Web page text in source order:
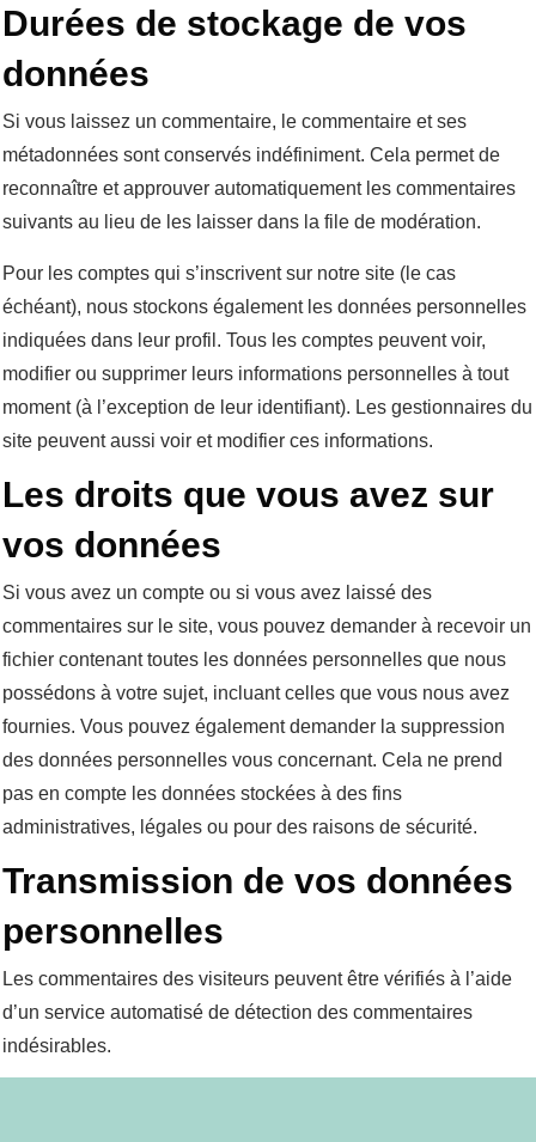
Durées de stockage de vos
données
Si vous laissez un commentaire, le commentaire et ses
métadonnées sont conservés indéfiniment. Cela permet de
reconnaître et approuver automatiquement les commentaires
suivants au lieu de les laisser dans la file de modération.
Pour les comptes qui s’inscrivent sur notre site (le cas
échéant), nous stockons également les données personnelles
indiquées dans leur profil. Tous les comptes peuvent voir,
modifier ou supprimer leurs informations personnelles à tout
moment (à l’exception de leur identifiant). Les gestionnaires du
site peuvent aussi voir et modifier ces informations.
Les droits que vous avez sur
vos données
Si vous avez un compte ou si vous avez laissé des
commentaires sur le site, vous pouvez demander à recevoir un
fichier contenant toutes les données personnelles que nous
possédons à votre sujet, incluant celles que vous nous avez
fournies. Vous pouvez également demander la suppression
des données personnelles vous concernant. Cela ne prend
pas en compte les données stockées à des fins
administratives, légales ou pour des raisons de sécurité.
Transmission de vos données
personnelles
Les commentaires des visiteurs peuvent être vérifiés à l’aide
d’un service automatisé de détection des commentaires
indésirables.